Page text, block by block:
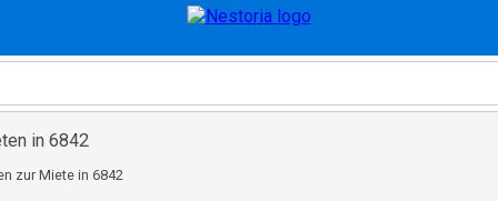
in 6842
zur Miete in 6842